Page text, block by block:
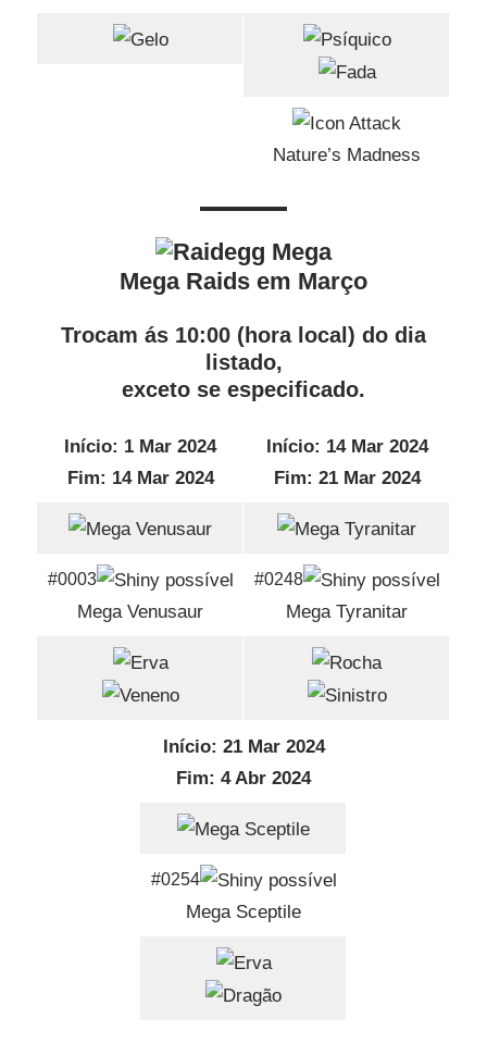
Nature’s Madness
Mega Raids em Março
Trocam ás 10:00 (hora local) do dia
listado,
exceto se especificado.
Início: 1 Mar 2024
Fim: 14 Mar 2024
#0003
Mega Venusaur
Início: 14 Mar 2024
Fim: 21 Mar 2024
#0248
Mega Tyranitar
Início: 21 Mar 2024
Fim: 4 Abr 2024
#0254
Mega Sceptile